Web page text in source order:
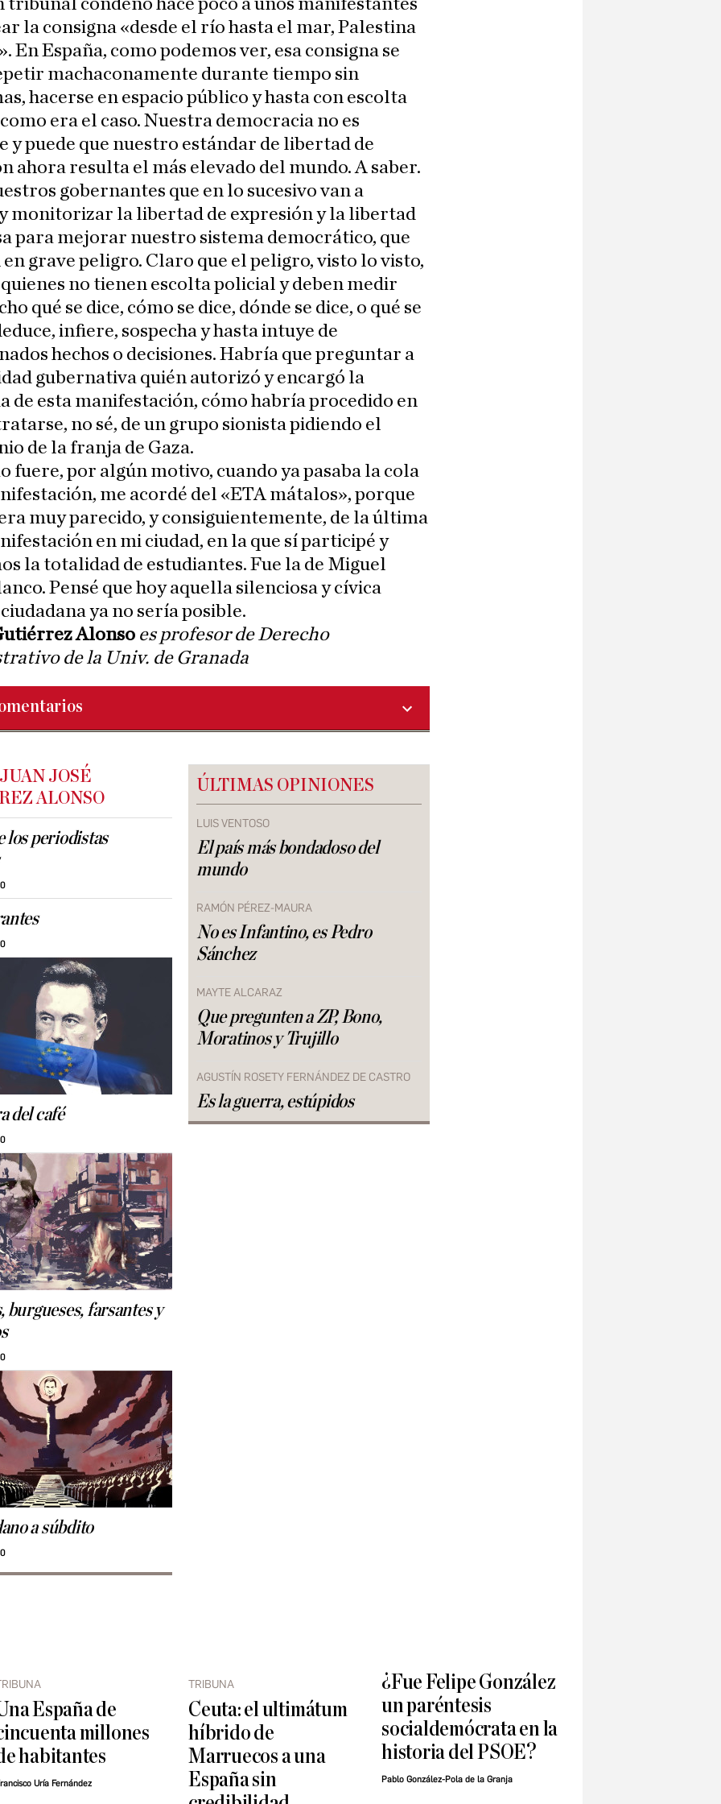
tribunal condenó hace poco a unos manifestantes
la consigna «desde el río hasta el mar, Palestina
En España, como podemos ver, esa consigna se
machaconamente durante tiempo sin
hacerse en espacio público y hasta con escolta
era el caso. Nuestra democracia no es
y puede que nuestro estándar de libertad de
ahora resulta el más elevado del mundo. A saber.
gobernantes que en lo sucesivo van a
monitorizar la libertad de expresión y la libertad
para mejorar nuestro sistema democrático, que
grave peligro. Claro que el peligro, visto lo visto,
no tienen escolta policial y deben medir
qué se dice, cómo se dice, dónde se dice, o qué se
infiere, sospecha y hasta intuye de
hechos o decisiones. Habría que preguntar a
gubernativa quién autorizó y encargó la
de esta manifestación, cómo habría procedido en
no sé, de un grupo sionista pidiendo el
de la franja de Gaza.
fuere, por algún motivo, cuando ya pasaba la cola
me acordé del «ETA mátalos», porque
muy parecido, y consiguientemente, de la última
en mi ciudad, en la que sí participé y
la totalidad de estudiantes. Fue la de Miguel
Pensé que hoy aquella silenciosa y cívica
ya no sería posible.
Alonso es profesor de Derecho
de la Univ. de Granada
JOSÉ
ALONSO
los periodistas
del café
farsantes y
a súbdito
ÚLTIMAS OPINIONES
LUIS VENTOSO
El país más bondadoso del
mundo
RAMÓN PÉREZ-MAURA
No es Infantino, es Pedro
Sánchez
MAYTE ALCARAZ
Que pregunten a ZP, Bono,
Moratinos y Trujillo
AGUSTÍN ROSETY FERNÁNDEZ DE CASTRO
Es la guerra, estúpidos
España de
millones
habitantes
Uría Fernández
TRIBUNA
Ceuta: el ultimátum
híbrido de
Marruecos a una
España sin
¿Fue Felipe González
un paréntesis
socialdemócrata en la
historia del PSOE?
Pablo González-Pola de la Granja